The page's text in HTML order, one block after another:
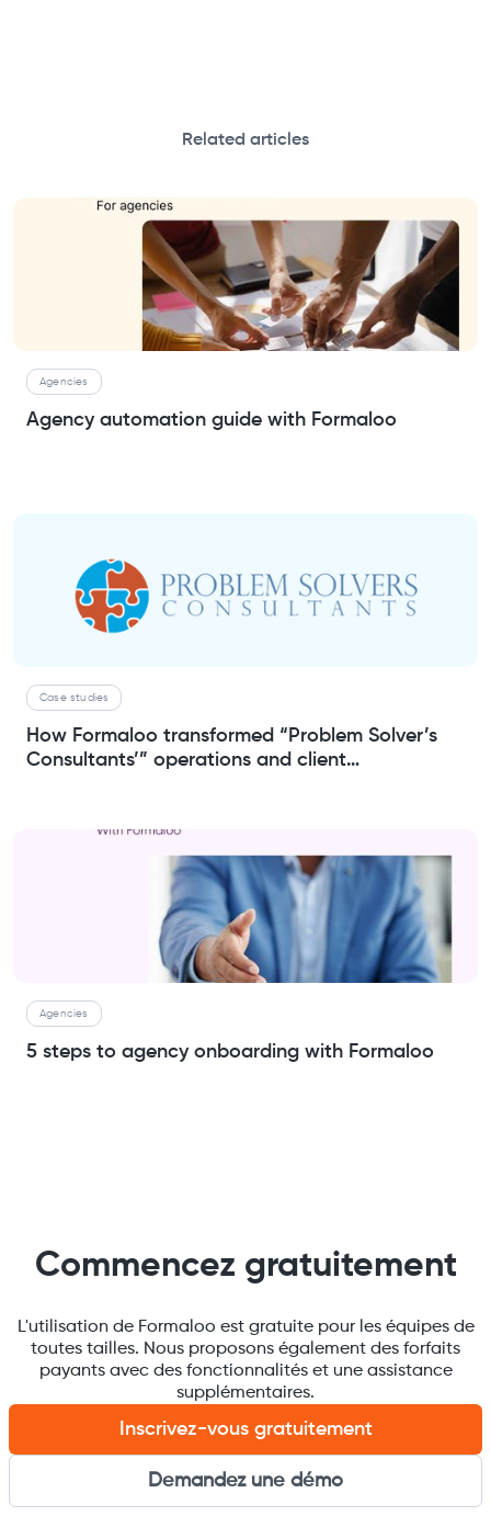
Related articles
Agencies
Agency automation guide with Formaloo
Case studies
How Formaloo transformed “Problem Solver’s
Consultants’” operations and client
Agencies
5 steps to agency onboarding with Formaloo
Commencez gratuitement
L'utilisation de Formaloo est gratuite pour les équipes de
toutes tailles. Nous proposons également des forfaits
payants avec des fonctionnalités et une assistance
supplémentaires.
Inscrivez-vous gratuitement
Demandez une démo